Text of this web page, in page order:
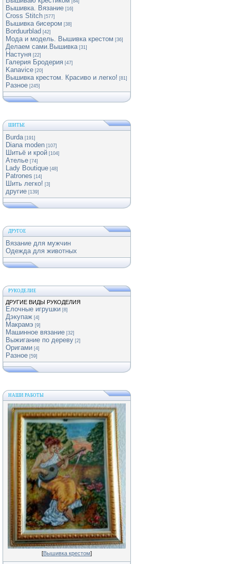
[84]
Вышивка. Вязание [16]
Cross Stitch [577]
Вышивка бисером [38]
Borduurblad [42]
Мода и модель. Вышивка крестом [36]
Делаем сами.Вышивка [31]
Настуня [22]
Галерия Бродерия [47]
Kanavice [20]
Вышивка крестом. Красиво и легко! [81]
Разное [245]
ШИТЬЕ
Burda [191]
Diana moden [107]
Шитьё и крой [104]
Ателье [74]
Lady Boutique [48]
Patrones [14]
Шить легко! [3]
другие [139]
ДРУГОЕ
Вязание для мужчин
Одежда для животных
РУКОДЕЛИЕ
ДРУГИЕ ВИДЫ РУКОДЕЛИЯ
Елочные игрушки [8]
Дэкупаж [4]
Макрамэ [9]
Машинное вязание [32]
Выжигание по дереву [2]
Оригами [4]
Разное [59]
НАШИ РАБОТЫ
[Вышивка крестом]